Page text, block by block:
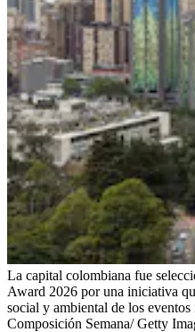
La capital colombiana fue
Award 2026 por una iniciativa
social y ambiental de los eventos
Composición Semana/ Getty